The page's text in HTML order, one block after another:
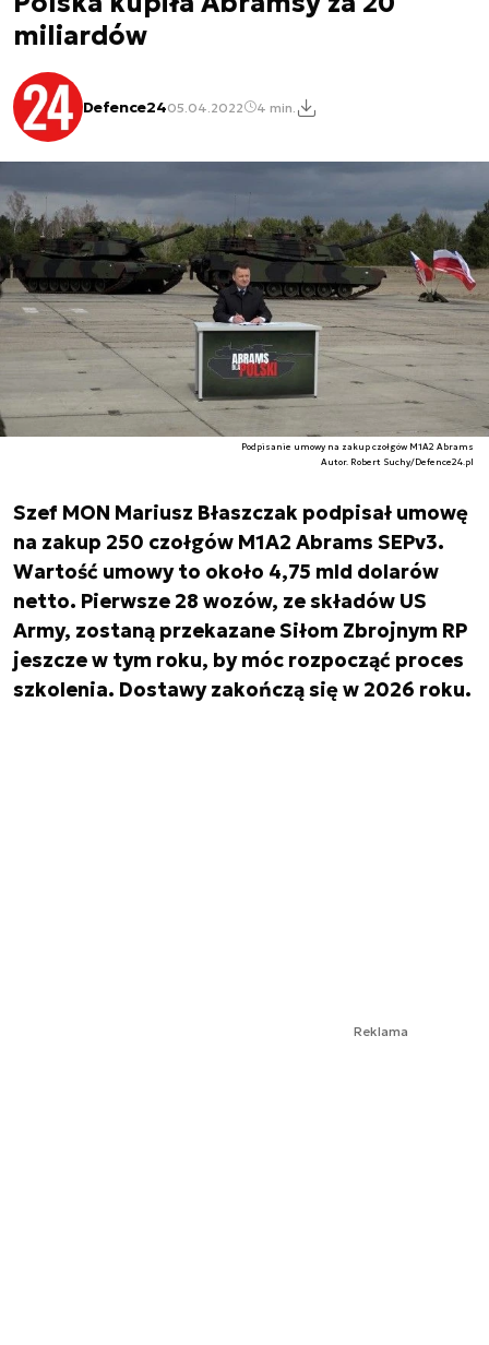
miliardów
Defence2405.04.2022 4 min.
Podpisanie umowy na zakup czołgów M1A2 Abrams
Autor. Robert Suchy/Defence24.pl
Szef MON Mariusz Błaszczak podpisał umowę
na zakup 250 czołgów M1A2 Abrams SEPv3.
Wartość umowy to około 4,75 mld dolarów
netto. Pierwsze 28 wozów, ze składów US
Army, zostaną przekazane Siłom Zbrojnym RP
jeszcze w tym roku, by móc rozpocząć proces
szkolenia. Dostawy zakończą się w 2026 roku.
Reklama